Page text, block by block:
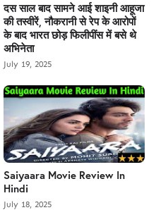
दस साल बाद सामने आई शाइनी आहूजा
की तस्वीरें, नौकरानी से रेप के आरोपों
के बाद भारत छोड़ फिलीपींस में बसे थे
अभिनेता
July 19, 2025
Saiyaara Movie Review In
Hindi
July 18, 2025